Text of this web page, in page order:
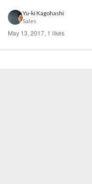
Yu-ki Kagohashi
Sales
May 13, 2017, 1 likes